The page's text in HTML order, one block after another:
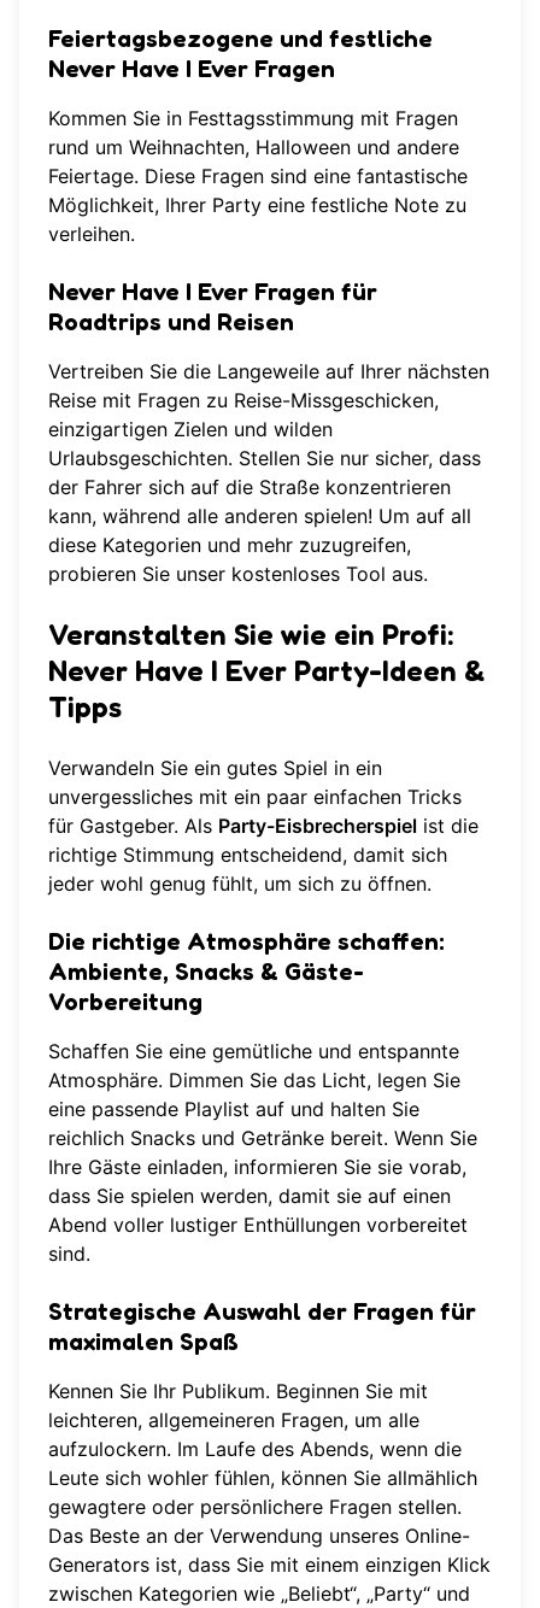
Feiertagsbezogene und festliche
Never Have I Ever Fragen
Kommen Sie in Festtagsstimmung mit Fragen
rund um Weihnachten, Halloween und andere
Feiertage. Diese Fragen sind eine fantastische
Möglichkeit, Ihrer Party eine festliche Note zu
verleihen.
Never Have I Ever Fragen für
Roadtrips und Reisen
Vertreiben Sie die Langeweile auf Ihrer nächsten
Reise mit Fragen zu Reise-Missgeschicken,
einzigartigen Zielen und wilden
Urlaubsgeschichten. Stellen Sie nur sicher, dass
der Fahrer sich auf die Straße konzentrieren
kann, während alle anderen spielen! Um auf all
diese Kategorien und mehr zuzugreifen,
probieren Sie unser kostenloses Tool aus.
Veranstalten Sie wie ein Profi:
Never Have I Ever Party-Ideen &
Tipps
Verwandeln Sie ein gutes Spiel in ein
unvergessliches mit ein paar einfachen Tricks
für Gastgeber. Als Party-Eisbrecherspiel ist die
richtige Stimmung entscheidend, damit sich
jeder wohl genug fühlt, um sich zu öffnen.
Die richtige Atmosphäre schaffen:
Ambiente, Snacks & Gäste-
Vorbereitung
Schaffen Sie eine gemütliche und entspannte
Atmosphäre. Dimmen Sie das Licht, legen Sie
eine passende Playlist auf und halten Sie
reichlich Snacks und Getränke bereit. Wenn Sie
Ihre Gäste einladen, informieren Sie sie vorab,
dass Sie spielen werden, damit sie auf einen
Abend voller lustiger Enthüllungen vorbereitet
sind.
Strategische Auswahl der Fragen für
maximalen Spaß
Kennen Sie Ihr Publikum. Beginnen Sie mit
leichteren, allgemeineren Fragen, um alle
aufzulockern. Im Laufe des Abends, wenn die
Leute sich wohler fühlen, können Sie allmählich
gewagtere oder persönlichere Fragen stellen.
Das Beste an der Verwendung unseres Online-
Generators ist, dass Sie mit einem einzigen Klick
zwischen Kategorien wie „Beliebt“, „Party“ und